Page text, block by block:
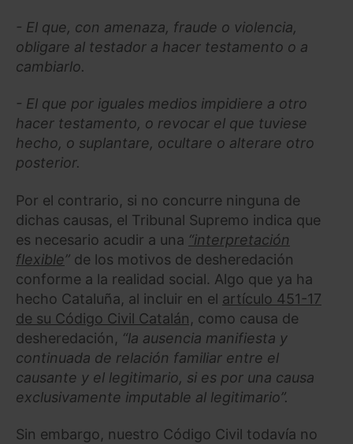
- El que, con amenaza, fraude o violencia,
obligare al testador a hacer testamento o a
cambiarlo.
- El que por iguales medios impidiere a otro
hacer testamento, o revocar el que tuviese
hecho, o suplantare, ocultare o alterare otro
posterior.
Por el contrario, si no concurre ninguna de
dichas causas, el Tribunal Supremo indica que
es necesario acudir a una “interpretación
flexible” de los motivos de desheredación
conforme a la realidad social. Algo que ya ha
hecho Cataluña, al incluir en el artículo 451-17
de su Código Civil Catalán, como causa de
desheredación, “la ausencia manifiesta y
continuada de relación familiar entre el
causante y el legitimario, si es por una causa
exclusivamente imputable al legitimario”.
Sin embargo, nuestro Código Civil todavía no